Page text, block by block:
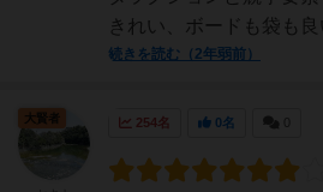
きれい、ボードも袋も良
続きを読む（2年弱前）
254名 0名
大賢者